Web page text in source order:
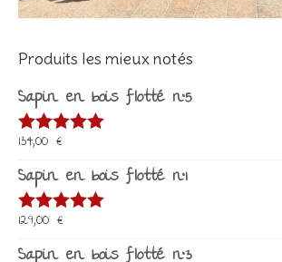
Produits les mieux notés
Sapin en bois flotté n°5
Note 5.00
134,00 €
Sapin en bois flotté n°1
Note 5.00
129,00 €